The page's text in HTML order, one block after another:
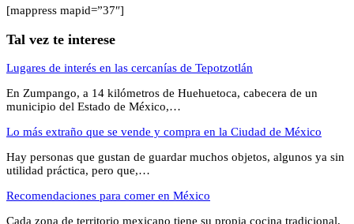
[mappress mapid=”37″]
Tal vez te interese
Lugares de interés en las cercanías de Tepotzotlán
En Zumpango, a 14 kilómetros de Huehuetoca, cabecera de un
municipio del Estado de México,…
Lo más extraño que se vende y compra en la Ciudad de México
Hay personas que gustan de guardar muchos objetos, algunos ya sin
utilidad práctica, pero que,…
Recomendaciones para comer en México
Cada zona de territorio mexicano tiene su propia cocina tradicional,